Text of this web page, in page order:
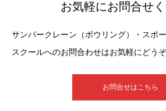
お気軽にお問合せ
サンパークレーン（ボウリング）・スポ
スクールへのお問合わせはお気軽にどうぞ
お問合せはこちら